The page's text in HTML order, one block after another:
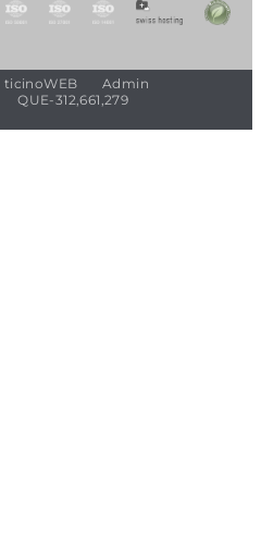
ticinoWEB
Admin
QUE-312,661,279